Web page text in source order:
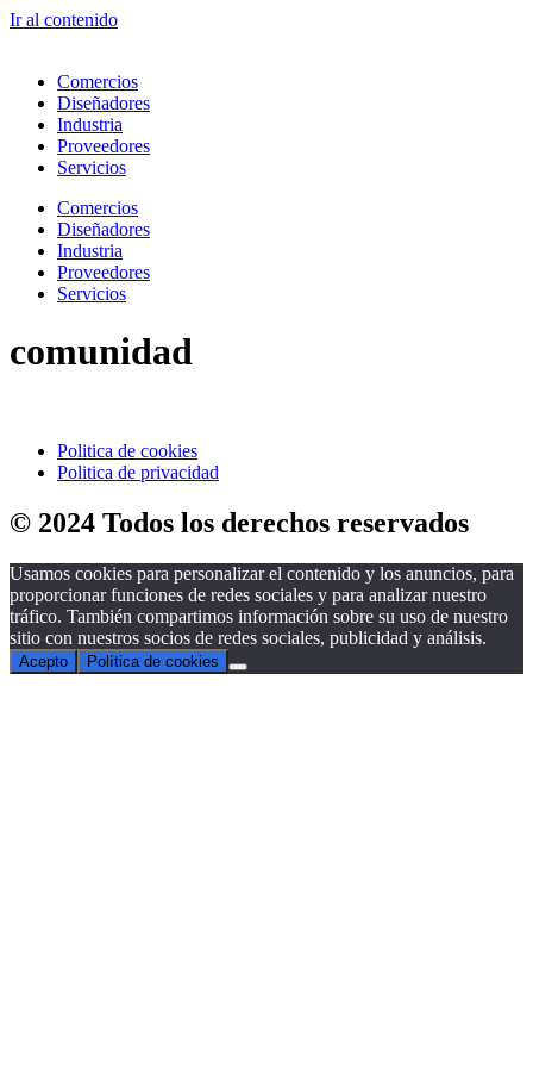
Ir al contenido
Comercios
Diseñadores
Industria
Proveedores
Servicios
Comercios
Diseñadores
Industria
Proveedores
Servicios
comunidad
Politica de cookies
Politica de privacidad
© 2024 Todos los derechos reservados
Usamos cookies para personalizar el contenido y los anuncios, para
proporcionar funciones de redes sociales y para analizar nuestro
tráfico. También compartimos información sobre su uso de nuestro
sitio con nuestros socios de redes sociales, publicidad y análisis.
Acepto Política de cookies